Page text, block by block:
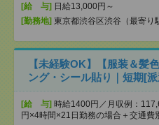
[給 与] 日給13,000円～
[勤務地] 東京都渋谷区渋谷（最寄り
【未経験OK】【服装＆髪
ング・シール貼り｜短期[
[給 与] 時給1400円／月収例：
円×4時間×21日勤務の場合＋交通費